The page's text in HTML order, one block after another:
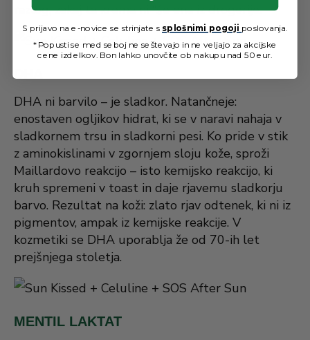
razlog, zakaj ta krema ni “še ena iz drogerije.
DHA ni barvilo – je sladkor. Natančneje:
enostaven ogljikov hidrat, ki se v naravi nahaja v
sladkornem trsu in sladkorni pesi. Ko pride v stik
z aminokislinami v zgornjem sloju kože, sproži
Maillardovo reakcijo – isto kemijsko reakcijo, ki
kruh spremeni v toast in daje rjavemu sladkorju
barvo. Rezultat na koži: zlato rjav odtenek, ki ni iz
pigmentov, ampak iz kemijske reakcije. V
kozmetiki se DHA uporablja že od 70-ih let
prejšnjega stoletja.
MENTIL LAKTAT
S prijavo na e-novice se strinjate s splošnimi pogoji poslovanja.
* Popusti se med seboj ne seštevajo in ne veljajo za akcijske
cene izdelkov. Bon lahko unovčite ob nakupu nad 50 eur.